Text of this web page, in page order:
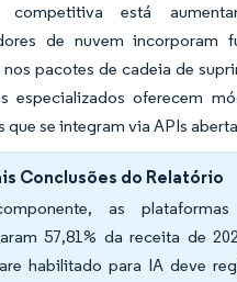
competitiva está
de nuvem incorporam
pacotes de cadeia de
especializados oferecem
que se integram via APIs
Conclusões do Relatório
as
57,81% da receita de
habilitado para IA deve